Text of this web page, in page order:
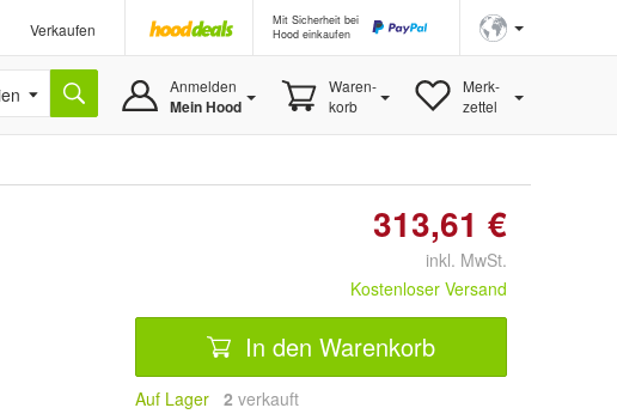
Verkaufen
Mit Sicherheit bei
Hood einkaufen
Anmelden
Mein Hood
Waren-
korb
Merk-
zettel
313,61 €
inkl. MwSt.
Kostenloser Versand
In den Warenkorb
Auf Lager 2 verkauft